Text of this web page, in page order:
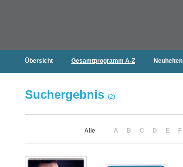
Übersicht Gesamtprogramm A-Z Neuheiten
Suchergebnis (2)
Alle A B C D E F